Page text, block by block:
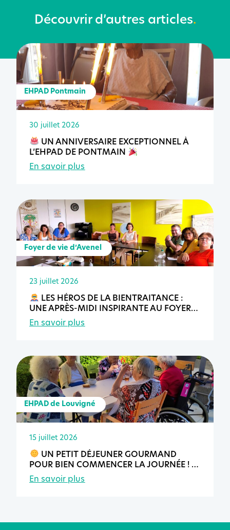
Découvrir d’autres articles.
EHPAD Pontmain
30 juillet 2026
UN ANNIVERSAIRE EXCEPTIONNEL À
L’EHPAD DE PONTMAIN
En savoir plus
Foyer de vie d’Avenel
23 juillet 2026
LES HÉROS DE LA BIENTRAITANCE :
UNE APRÈS-MIDI INSPIRANTE AU FOYER
DE VIE D’AVENEL
En savoir plus
EHPAD de Louvigné
15 juillet 2026
UN PETIT DÉJEUNER GOURMAND
POUR BIEN COMMENCER LA JOURNÉE !
En savoir plus